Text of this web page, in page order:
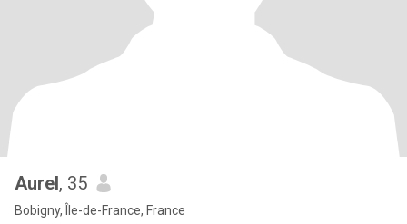
Aurel, 35
Bobigny, Île-de-France, France